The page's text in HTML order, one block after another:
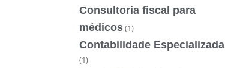
Consultoria fiscal para
médicos(1)
Contabilidade Especializada
(1)